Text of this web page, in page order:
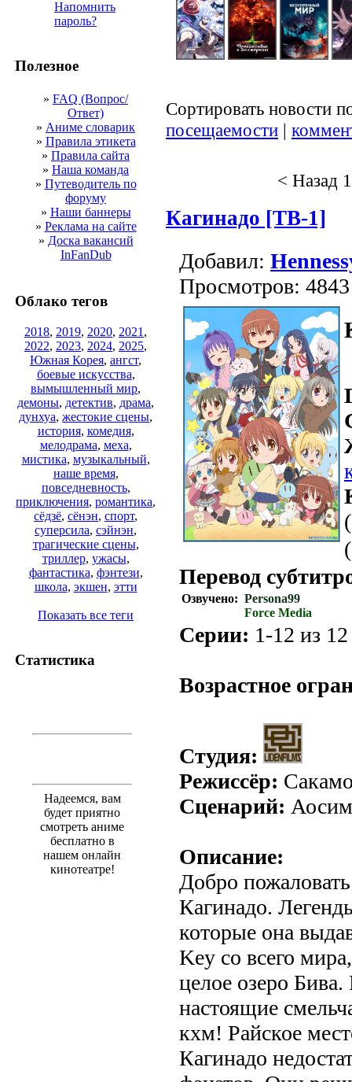
Напомнить
пароль?
Полезное
» FAQ (Вопрос/
Ответ)
» Аниме словарик
» Правила этикета
» Правила сайта
» Наша команда
» Путеводитель по
форуму
» Наши баннеры
» Реклама на сайте
» Доска вакансий
InFanDub
Облако тегов
2018, 2019, 2020, 2021 ,
2022, 2023, 2024, 2025,
Южная Корея, ангст,
боевые искусства,
вымышленный мир,
демоны, детектив, драма,
дунхуа, жестокие сцены,
история, комедия,
мелодрама, меха,
мистика, музыкальный,
наше время,
повседневность,
приключения, романтика,
сёдзё, сёнэн, спорт,
суперсила, сэйнэн,
трагические сцены,
триллер, ужасы,
фантастика, фэнтези,
школа, экшен, этти
Показать все теги
Статистика
Надеемся, вам
будет приятно
смотреть аниме
бесплатно в
нашем онлайн
кинотеатре!
Сортировать новости
посещаемости |
< Назад 1
Кагинадо [ТВ-1]
Добавил:
Просмотров: 4843
Перевод
Озвучено: Persona99
Force Media
Серии: 1-12 из
Возрастное
Студия:
Режиссёр:
Сценарий:
Описание:
Добро
Кагинадо.
которые она
Key со всего
целое озеро
настоящие
кхм! Райское
Кагинадо